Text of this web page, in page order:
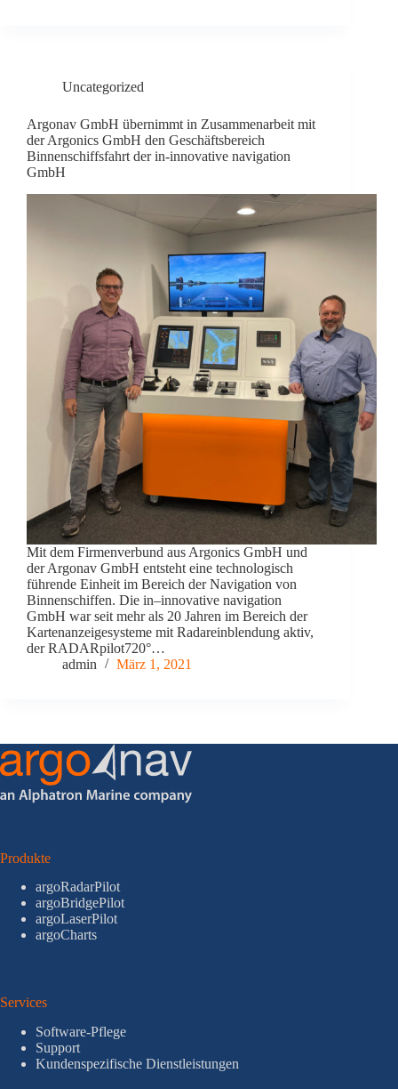
Uncategorized
Argonav GmbH übernimmt in Zusammenarbeit mit
der Argonics GmbH den Geschäftsbereich
Binnenschiffsfahrt der in-innovative navigation
GmbH
Mit dem Firmenverbund aus Argonics GmbH und
der Argonav GmbH entsteht eine technologisch
führende Einheit im Bereich der Navigation von
Binnenschiffen. Die in–innovative navigation
GmbH war seit mehr als 20 Jahren im Bereich der
Kartenanzeigesysteme mit Radareinblendung aktiv,
der RADARpilot720°…
admin
März 1, 2021
Produkte
argoRadarPilot
argoBridgePilot
argoLaserPilot
argoCharts
Services
Software-Pflege
Support
Kundenspezifische Dienstleistungen